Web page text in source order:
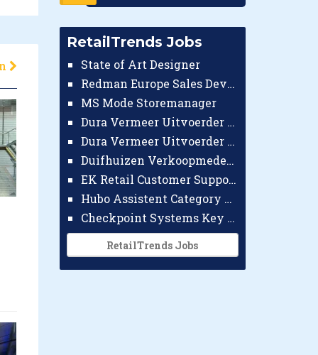
RetailTrends Jobs
State of Art Designer
Redman Europe Sales Developer (Europe)
MS Mode Storemanager
Dura Vermeer Uitvoerder GWW Amsterdam
Dura Vermeer Uitvoerder Civiel Nijmegen
Duifhuizen Verkoopmedewerker Ridderkerk
EK Retail Customer Support Omnichannel
Hubo Assistent Category Manager
Checkpoint Systems Key Accountmanager Benelux
RetailTrends Jobs